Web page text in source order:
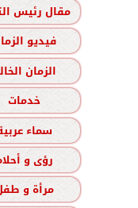
مقال رئيس
فيديو
الزمان
خدمات
سماء
رؤى و
مرأة و